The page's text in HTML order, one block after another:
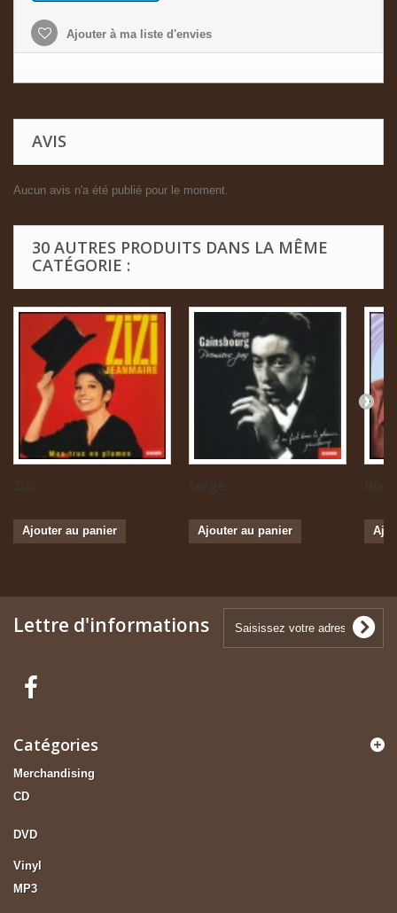
Ajouter à ma liste d'envies
AVIS
Aucun avis n'a été publié pour le moment.
30 AUTRES PRODUITS DANS LA MÊME
CATÉGORIE :
Zizi...
Ajouter au panier
Serge...
Ajouter au panier
Lettre d'informations
Catégories
Merchandising
CD
DVD
Vinyl
MP3